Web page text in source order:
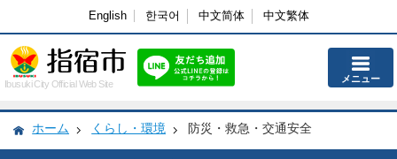
English 한국어 中文简体 中文繁体
Ibusuki City Official Web Site メニュー
ホーム くらし・環境 防災・救急・交通安全